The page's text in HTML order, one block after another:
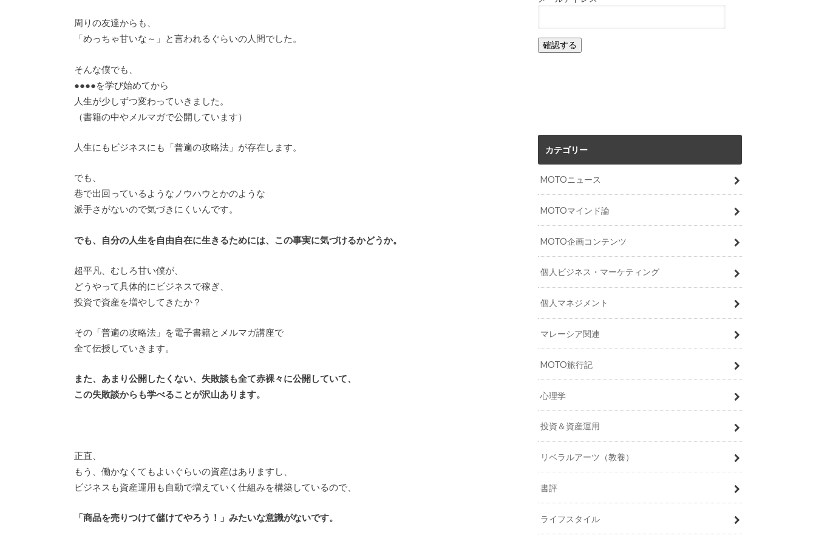
周りの友達からも、
「めっちゃ甘いな～」と言われるぐらいの人間でした。
そんな僕でも、
●●●●を学び始めてから
人生が少しずつ変わっていきました。
（書籍の中やメルマガで公開しています）
人生にもビジネスにも「普遍の攻略法」が存在します。
でも、
巷で出回っているようなノウハウとかのような
派手さがないので気づきにくいんです。
でも、自分の人生を自由自在に生きるためには、この事実に気づけるかどうか。
超平凡、むしろ甘い僕が、
どうやって具体的にビジネスで稼ぎ、
投資で資産を増やしてきたか？
その「普遍の攻略法」を電子書籍とメルマガ講座で
全て伝授していきます。
また、あまり公開したくない、失敗談も全て赤裸々に公開していて、
この失敗談からも学べることが沢山あります。
正直、
もう、働かなくてもよいぐらいの資産はありますし、
ビジネスも資産運用も自動で増えていく仕組みを構築しているので、
「商品を売りつけて儲けてやろう！」みたいな意識がないです。
カテゴリー
MOTOニュース
MOTOマインド論
MOTO企画コンテンツ
個人ビジネス・マーケティング
個人マネジメント
マレーシア関連
MOTO旅行記
心理学
投資＆資産運用
リベラルアーツ（教養）
書評
ライフスタイル